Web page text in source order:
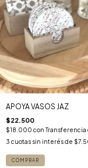
APOYA VASOS JAZ
$22.500
$18.000 con Transferencia
3 cuotas sin interés de
COMPRAR